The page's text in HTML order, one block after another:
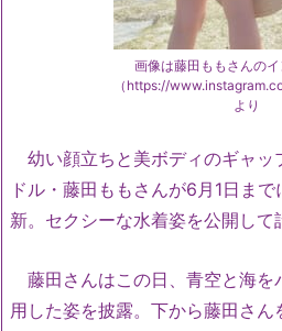
画像は藤田ももさんの
（https://
より
幼い顔立ちと美ボディのギャッ
ドル・藤田ももさんが6月 1日まで
新。セクシーな水着姿を公開して
藤田さんはこの日、青空と海を
用した姿を披露。下から藤田さ